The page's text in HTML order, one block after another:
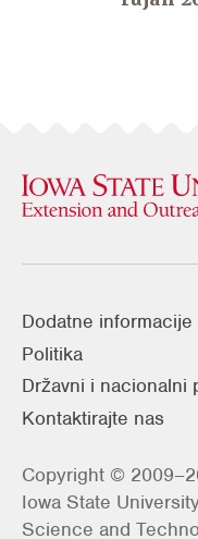
Dodatne informacije
Politika
Državni i nacionalni
Kontaktirajte nas
Copyright ©
Iowa State
Science and